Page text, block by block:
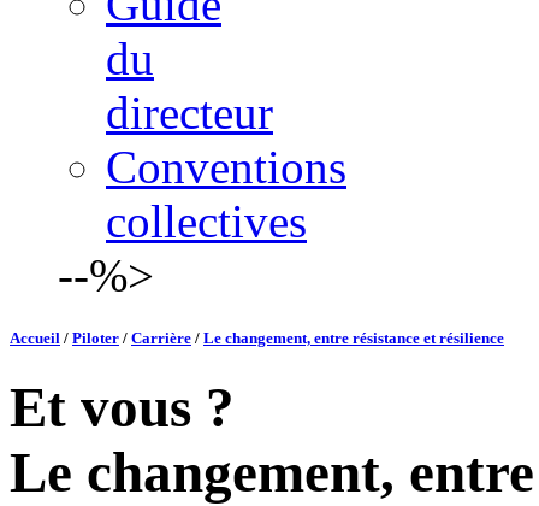
du
directeur
Conventions
collectives
--%>
Accueil / Piloter / Carrière / Le changement, entre résistance et résilience
Et vous ?
Le changement,